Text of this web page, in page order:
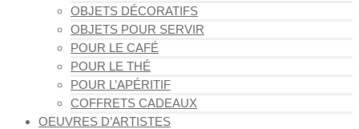
OBJETS DÉCORATIFS
OBJETS POUR SERVIR
POUR LE CAFÉ
POUR LE THÉ
POUR L’APÉRITIF
COFFRETS CADEAUX
OEUVRES D’ARTISTES